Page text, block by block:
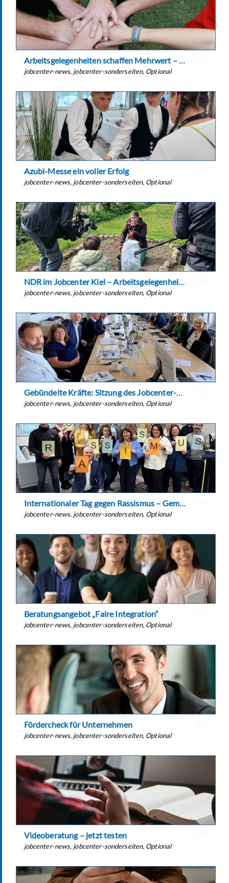
Arbeitsgelegenheiten schaffen Mehrwert – für Menschen und für unsere Gesellschaft
jobcenter-news, jobcenter-sonderseiten, Optional
Azubi-Messe ein voller Erfolg
jobcenter-news, jobcenter-sonderseiten, Optional
NDR im Jobcenter Kiel – Arbeitsgelegenheiten
jobcenter-news, jobcenter-sonderseiten, Optional
Gebündelte Kräfte: Sitzung des Jobcenter-Beirates
jobcenter-news, jobcenter-sonderseiten, Optional
Internationaler Tag gegen Rassismus – Gemeinsam ein Zeichen setzen
jobcenter-news, jobcenter-sonderseiten, Optional
Beratungsangebot „Faire Integration“
jobcenter-news, jobcenter-sonderseiten, Optional
Fördercheck für Unternehmen
jobcenter-news, jobcenter-sonderseiten, Optional
Videoberatung – jetzt testen
jobcenter-news, jobcenter-sonderseiten, Optional